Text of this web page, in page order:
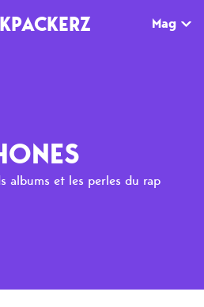
Mag
Dossiers
Tops
Sorties
Festivals
albums et les perles du rap